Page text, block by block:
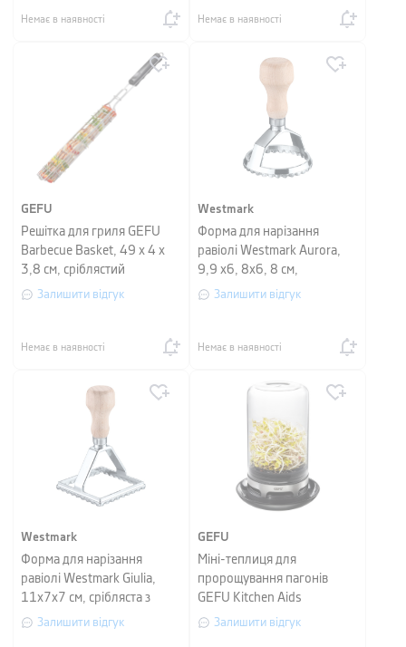
Немає в наявності Немає в наявності
GEFU
Решітка для гриля GEFU
Barbecue Basket, 49 х 4 х
3,8 см, сріблястий
Залишити відгук
Немає в наявності
Westmark
Форма для нарізання
равіолі Westmark Aurora,
9,9 х6, 8х6, 8 см,
сріблястий з бежевим
Залишити відгук
Немає в наявності
Westmark
Форма для нарізання
равіолі Westmark Giulia,
11х7х7 см, срібляста з
бежевим
Залишити відгук
GEFU
Міні-теплиця для
пророщування пагонів
GEFU Kitchen Aids
Залишити відгук